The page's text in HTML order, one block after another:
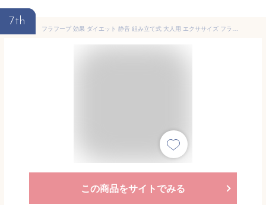
7th
フラフープ 効果 ダイエット 静音 組み立て式 大人用 エクササイズ フラフープ 落ちない スマートフラフープ トレーニング 男女通用 女性用 脂肪燃焼 フラフープ 組立式 お腹周り ダイエット 器 ダイエット 方法 お腹周り 痩せる 家庭用
この商品をサイトでみる